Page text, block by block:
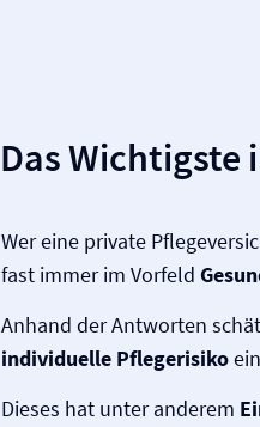
Das Wichtigste
Wer eine private
fast immer im Vorfeld
Anhand der Antworten
individuelle Pflegerisiko
Dieses hat unter anderem